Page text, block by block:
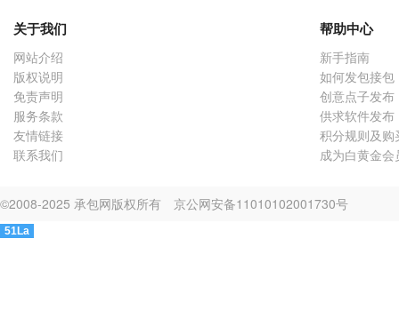
关于我们
网站介绍
版权说明
免责声明
服务条款
友情链接
联系我们
帮助中心
新手指南
如何发包接包
创意点子发布
供求软件发布
积分规则及购
成为白黄金会
©2008-2025 承包网版权所有 京公网安备11010102001730号
51La